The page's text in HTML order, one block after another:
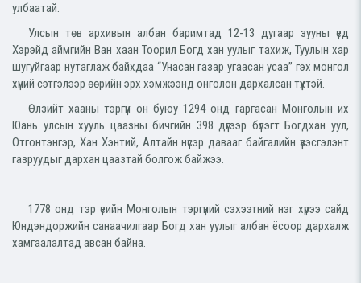
улбаатай.
Улсын төв архивын албан баримтад 12-13 дугаар зууны үед
Хэрэйд аймгийн Ван хаан Тоорил Богд хан уулыг тахиж, Туулын хар
шугуйгаар нутаглаж байхдаа “Унасан газар угаасан усаа” гэх монгол
хүний сэтгэлээр өөрийн эрх хэмжээнд онголон дархалсан түүхтэй.
Өлзийт хааны тэргүүн он буюу 1294 онд гаргасан Монголын их
Юань улсын хууль цаазны бичгийн 398 дүгээр бүлэгт Богдхан уул,
Отгонтэнгэр, Хан Хэнтий, Алтайн нүсэр давааг байгалийн үзэсгэлэнт
газруудыг дархан цаазтай болгож байжээ.
1778 онд тэр үеийн Монголын тэргүүний сэхээтний нэг хүрээ сайд
Юндэндоржийн санаачилгаар Богд хан уулыг албан ёсоор дархалж
хамгаалалтад авсан байна.